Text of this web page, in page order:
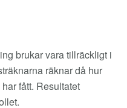
brukar vara tillräckligt i
räknar då hur
fått. Resultatet